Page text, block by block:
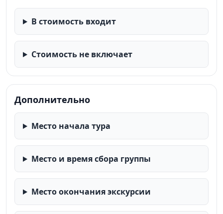
В стоимость входит
Стоимость не включает
Дополнительно
Место начала тура
Место и время сбора группы
Место окончания экскурсии